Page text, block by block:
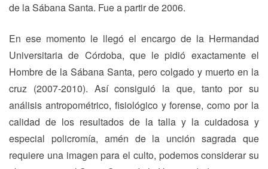
de la Sábana Santa. Fue a partir de 2006.
En ese momento le llegó el encargo de la Hermandad
Universitaria de Córdoba, que le pidió exactamente el
Hombre de la Sábana Santa, pero colgado y muerto en la
cruz (2007-2010). Así consiguió la que, tanto por su
análisis antropométrico, fisiológico y forense, como por la
calidad de los resultados de la talla y la cuidadosa y
especial policromía, amén de la unción sagrada que
requiere una imagen para el culto, podemos considerar su